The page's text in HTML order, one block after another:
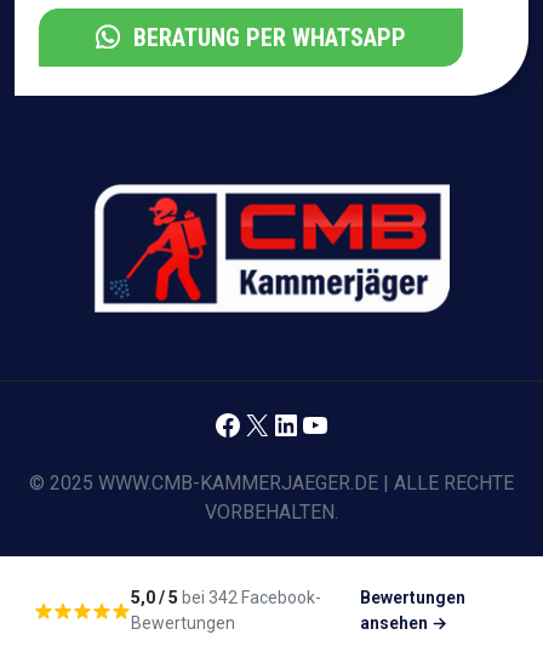
BERATUNG PER WHATSAPP
© 2025 WWW.CMB-KAMMERJAEGER.DE | ALLE RECHTE
VORBEHALTEN.
Facebook
X LinkedIn
YouTube
5,0 / 5 bei 342 Facebook-
Bewertungen
Bewertungen
ansehen →